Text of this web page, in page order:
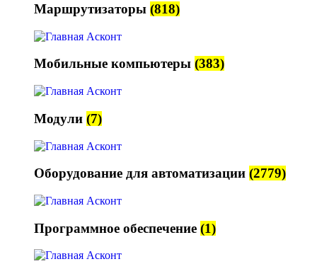
Маршрутизаторы (818)
Мобильные компьютеры (383)
Модули (7)
Оборудование для автоматизации (2779)
Программное обеспечение (1)